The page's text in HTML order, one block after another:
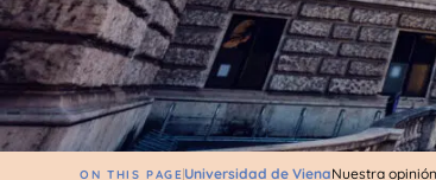
ON THIS PAGE Universidad de VienaNuestra